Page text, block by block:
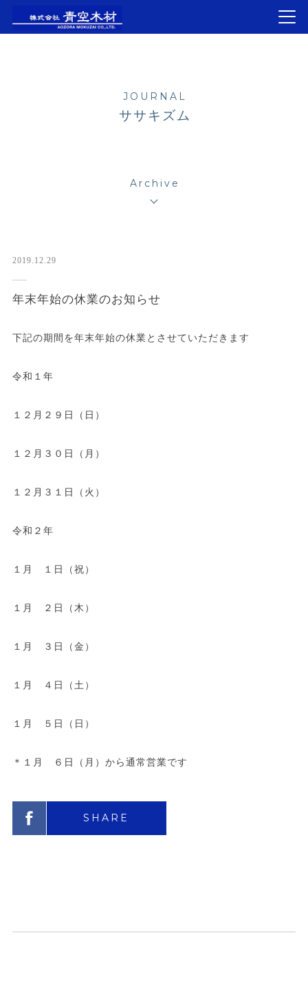
JOURNAL
ササキズム
Archive
2019.12.29
年末年始の休業のお知らせ
下記の期間を年末年始の休業とさせていただきます
令和１年
１２月２９日（日）
１２月３０日（月）
１２月３１日（火）
令和２年
１月 １日（祝）
１月 ２日（木）
１月 ３日（金）
１月 ４日（土）
１月 ５日（日）
＊１月 ６日（月）から通常営業です
SHARE